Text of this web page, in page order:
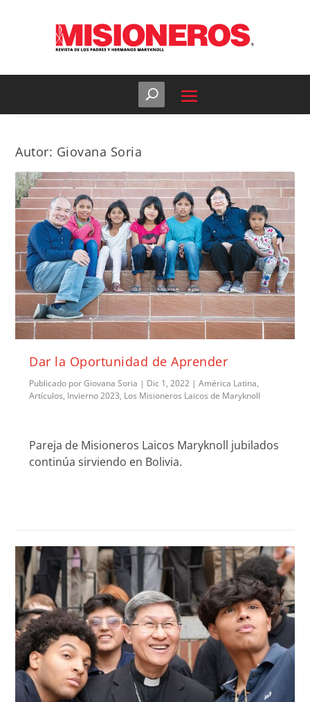
Autor: Giovana Soria
Dar la Oportunidad de Aprender
Publicado porGiovana Soria | Dic 1, 2022 |América Latina,
Artículos, Invierno 2023, Los Misioneros Laicos de Maryknoll
Pareja de Misioneros Laicos Maryknoll jubilados
continúa sirviendo en Bolivia.